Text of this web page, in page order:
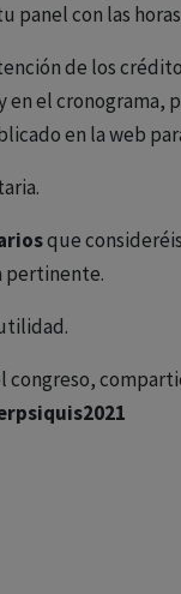
panel con las
de los
el
en la web
que
pertinente.